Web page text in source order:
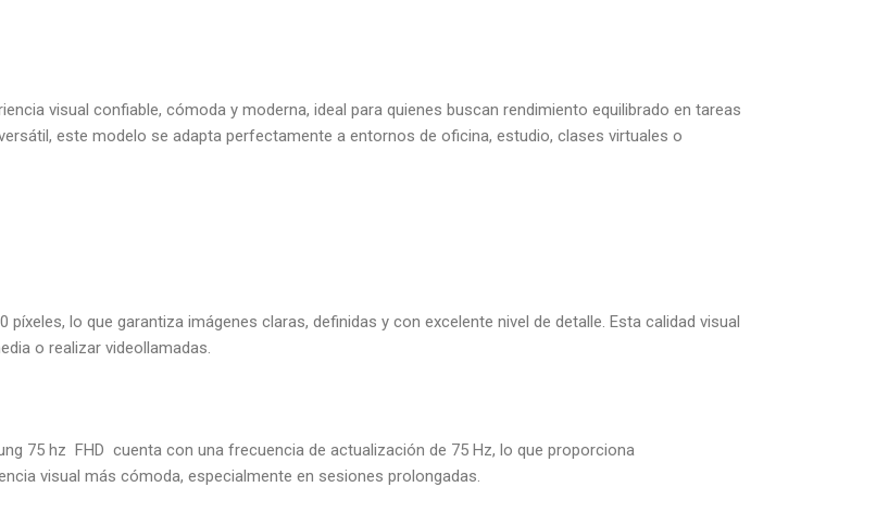
visual confiable, cómoda y moderna, ideal para quienes buscan rendimiento equilibrado en tareas
este modelo se adapta perfectamente a entornos de oficina, estudio, clases virtuales o
lo que garantiza imágenes claras, definidas y con excelente nivel de detalle. Esta calidad visual
o realizar videollamadas.
75 hz FHD cuenta con una frecuencia de actualización de 75 Hz, lo que proporciona
visual más cómoda, especialmente en sesiones prolongadas.